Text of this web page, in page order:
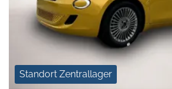
Standort Zentrallager